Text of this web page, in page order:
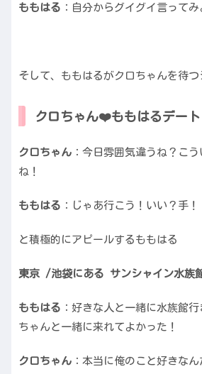
ももはる ：自分からグイグイ言ってみ
そして、ももはるがクロちゃんを待つ
クロちゃん❤️ももはるデート
クロちゃん ：今日雰囲気違うね？こ
ね！
ももはる ：じゃあ行こう！いい？手！
と積極的にアピールするももはる
東京 /池袋にある サンシャイン水族
ももはる ：好きな人と一緒に水族館
ちゃんと一緒に来れてよかった！
クロちゃん ：本当に俺のこと好きなん